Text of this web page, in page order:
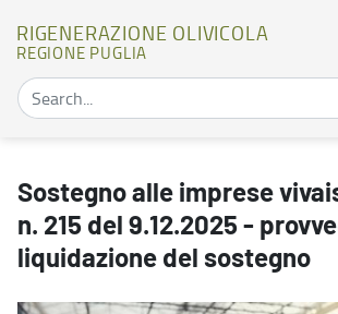
RIGENERAZIONE OLIVICOLA
REGIONE PUGLIA
Sostegno alle imprese
n. 215 del 9.12.2025 -
liquidazione del sostegno